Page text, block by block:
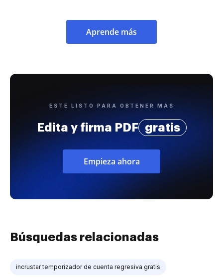
Aprende más
ESTÉ LISTO PARA OBTENER MÁS
Edita y firma PDF gratis
Empieza ahora
Búsquedas relacionadas
incrustar temporizador de cuenta regresiva gratis